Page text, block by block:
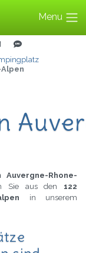
Menu
Rhone-
Sie aus den 122
in unserem